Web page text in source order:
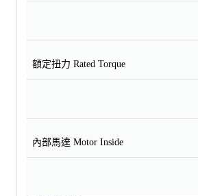
額定扭力 Rated Torque
內部馬達 Motor Inside